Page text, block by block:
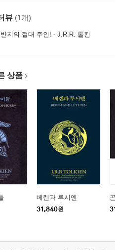
린의 몰락 384
해와 분노의 전쟁 395
이름의 구성 요소 573
뷰 (1개)
지의 절대 주인! - J.R.R. 톨킨
상품
베렌과 루시엔
31,840원